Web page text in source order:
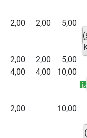
2,00 2,00
5,00
2,00 2,00
5,00
4,00 4,00 10,00
2,00 10,00